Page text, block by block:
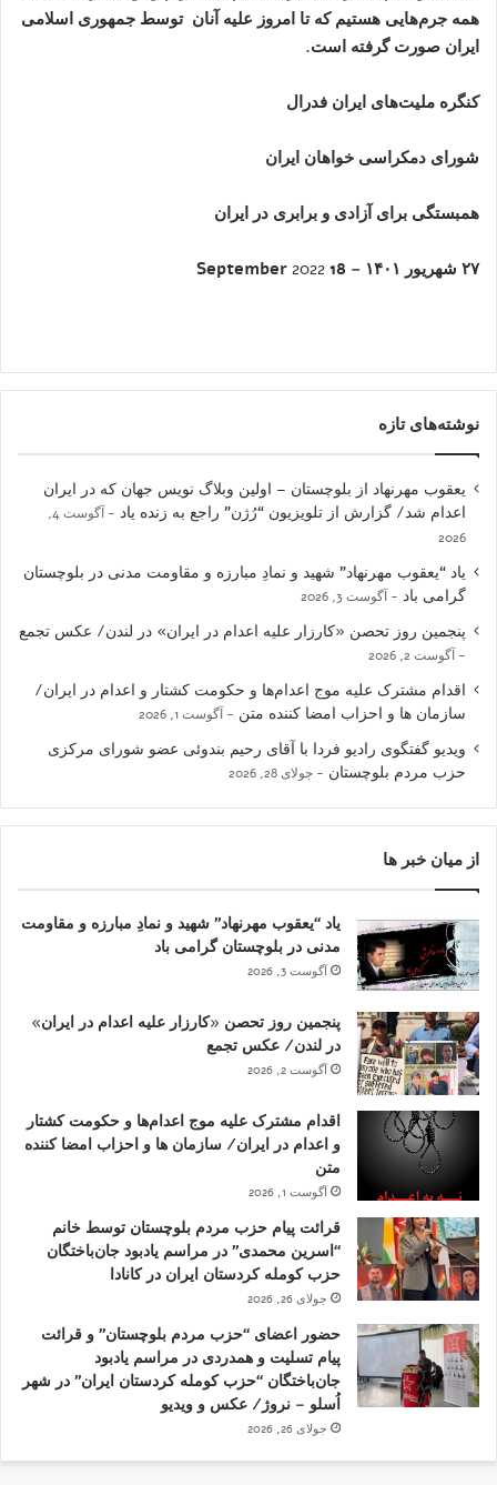
همه جرم‌هایی هستیم که تا امروز علیه آنان توسط جمهوری اسلامی
ایران صورت گرفته است.
کنگره ملیت‌های ایران فدرال
شورای دمکراسی خواهان ایران
همبستگی برای آزادی و برابری در ایران
۲۷ شهريور ۱۴۰۱ – 18
September 2022
نوشته‌های تازه
یعقوب مهرنهاد از بلوچستان – اولین وبلاگ نویس جهان که در ایران
اعدام شد/ گزارش از تلویزیون “رُژن” راجع به زنده یاد
آگوست 4,
2026
یاد “یعقوب مهرنهاد” شهید و نمادِ مبارزه و مقاومت مدنی در بلوچستان
گرامی باد
آگوست 3, 2026
پنجمین روز تحصن «کارزار علیه اعدام در ایران» در لندن/ عکس تجمع
آگوست 2, 2026
اقدام مشترک علیه موج اعدام‌ها و حکومت کشتار و اعدام در ایران/
سازمان ها و احزاب امضا کننده متن
آگوست 1, 2026
ویدیو گفتگوی رادیو فردا با آقای رحیم بندوئی عضو شورای مرکزی
حزب مردم بلوچستان
جولای 28, 2026
از میان خبر ها
یاد “یعقوب مهرنهاد” شهید و نمادِ مبارزه و مقاومت
مدنی در بلوچستان گرامی باد
آگوست 3, 2026
پنجمین روز تحصن «کارزار علیه اعدام در ایران»
در لندن/ عکس تجمع
آگوست 2, 2026
اقدام مشترک علیه موج اعدام‌ها و حکومت کشتار
و اعدام در ایران/ سازمان ها و احزاب امضا کننده
متن
آگوست 1, 2026
قرائت پیام حزب مردم بلوچستان توسط خانم
“اسرین محمدی” در مراسم یادبود جان‌باختگان
حزب کومله کردستان ایران در کانادا
جولای 26, 2026
حضور اعضای “حزب مردم بلوچستان” و قرائت
پیام تسلیت و همدردی در مراسم یادبود
جان‌باختگان “حزب کومله کردستان ایران” در شهر
اُسلو – نروژ/ عکس و ویدیو
جولای 26, 2026